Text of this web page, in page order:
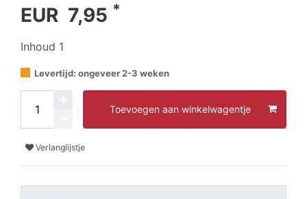
EUR 7,95 *
Inhoud 1
Levertijd: ongeveer 2-3 weken
Toevoegen aan winkelwagentje
Verlanglijstje